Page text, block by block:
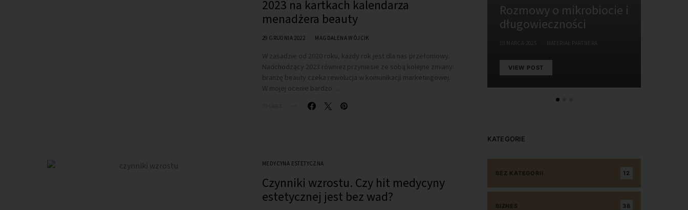
2023 na kartkach kalendarza
menadżera beauty
29 GRUDNIA 2022 MAGDALENA WÓJCIK
W zasadzie od 2020 roku, każdy rok jest dla nas przełomowy.
Nadchodzący 2023 również przyniesie ze sobą kolejne zmiany:
branżę beauty czeka rewolucja w komunikacji marketingowej.
W mojej ocenie bardzo…
MEDYCYNA ESTETYCZNA
Czynniki wzrostu. Czy hit medycyny
estetycznej jest bez wad?
Rozmowy o mikrobiocie i
długowieczności
VIEW POST
KATEGORIE
BEZ KATEGORII 12
BIZNES 38